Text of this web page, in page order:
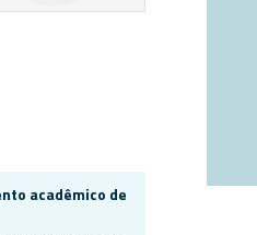
acadêmico de